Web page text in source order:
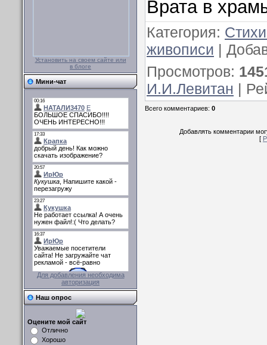
Установить на своем сайте или
в блоге
Мини-чат
Для добавления необходима
авторизация
Наш опрос
Оцените мой сайт
Отлично
Хорошо
Врата в
Категория:
живописи |
Просмотров:
И.И.Левитан |
Всего комментариев:0
Добавлять комментарии
[